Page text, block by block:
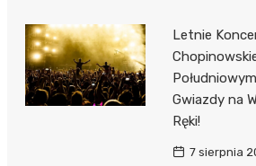
miasta
Letnie
Gwiazdy na
Ręki!
7 sierpnia